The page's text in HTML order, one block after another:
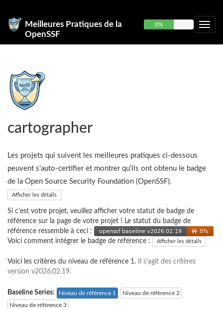
Meilleures Pratiques de la
OpenSSF
0%
cartographer
Les projets qui suivent les meilleures pratiques ci-dessous
peuvent s'auto-certifier et montrer qu'ils ont obtenu le badge
de la Open Source Security Foundation (OpenSSF).
Afficher les détails
Si c'est votre projet, veuillez afficher votre statut de badge de
référence sur la page de votre projet ! Le statut du badge de
référence ressemble à ceci :
Voici comment intégrer le badge de référence :
Afficher les détails
Voici les critères du niveau de référence 1.
Il s'agit des critères
version v2026.02.19.
Baseline Series: Niveau de référence 1
Niveau de référence 2
Niveau de référence 3